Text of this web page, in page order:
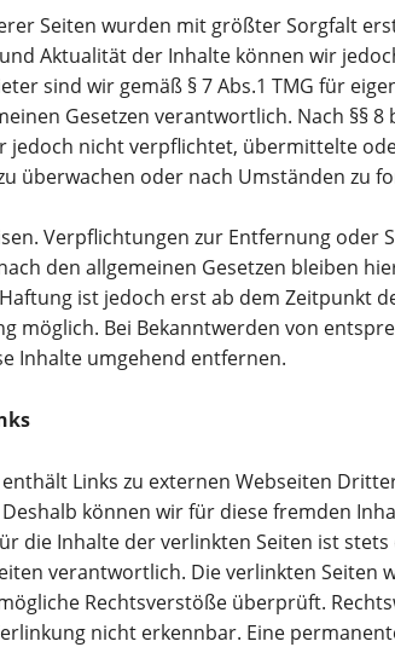
Seiten wurden mit größter Sorgfalt
Aktualität der Inhalte können wir
sind wir gemäß § 7 Abs.1 TMG für
Gesetzen verantwortlich. Nach §§ 8
jedoch nicht verpflichtet, übermittelte
überwachen oder nach Umständen zu
Verpflichtungen zur Entfernung oder
den allgemeinen Gesetzen bleiben
ist jedoch erst ab dem Zeitpunkt
möglich. Bei Bekanntwerden von
Inhalte umgehend entfernen.
Links zu externen Webseiten
können wir für diese fremden
die Inhalte der verlinkten Seiten ist
verantwortlich. Die verlinkten Seiten
Rechtsverstöße überprüft.
nicht erkennbar. Eine